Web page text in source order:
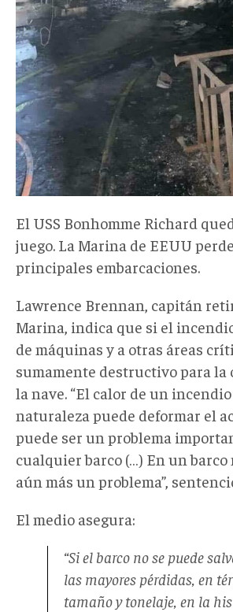
El USS Bonhomme Richard
juego. La Marina de EEUU
principales embarcaciones.
Lawrence Brennan, capitán
Marina, indica que si el
de máquinas y a otras áreas
sumamente destructivo para la
la nave. “El calor de un
naturaleza puede deformar el
puede ser un problema
cualquier barco (…) En un barco
aún más un problema”,
El medio asegura:
“Si el barco no se puede
las mayores pérdidas, en
tamaño y tonelaje, en la